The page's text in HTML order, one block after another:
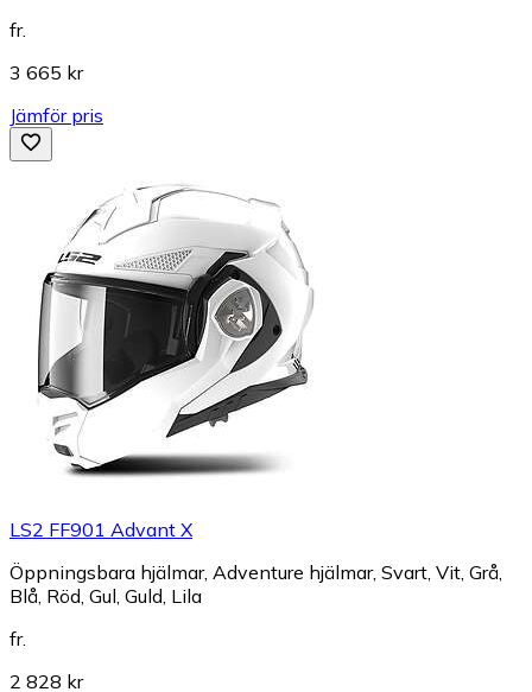
fr.
3 665 kr
Jämför pris
LS2 FF901 Advant X
Öppningsbara hjälmar, Adventure hjälmar, Svart, Vit, Grå,
Blå, Röd, Gul, Guld, Lila
fr.
2 828 kr